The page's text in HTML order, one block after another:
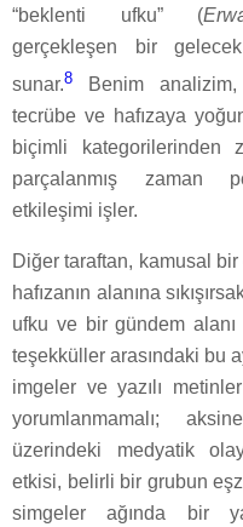
“beklenti ufku” (
gerçekleşen bir
sunar.8 Benim
tecrübe ve hafızaya
biçimli
parçalanmış zaman
etkileşimi işler.
Diğer taraftan, kamusal
hafızanın alanına
ufku ve bir gündem alanı
teşekküller arasındaki bu
imgeler ve yazılı
yorumlanmamalı;
üzerindeki medyatik
etkisi, belirli bir grubun
simgeler ağında bir